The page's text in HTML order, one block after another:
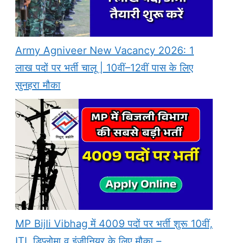
Army Agniveer New Vacancy 2026: 1
लाख पदों पर भर्ती चालू | 10वीं–12वीं पास के लिए
सुनहरा मौका
MP Bijli Vibhag में 4009 पदों पर भर्ती शुरू 10वीं,